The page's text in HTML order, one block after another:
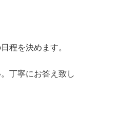
程を決めます。
丁寧にお答え致し